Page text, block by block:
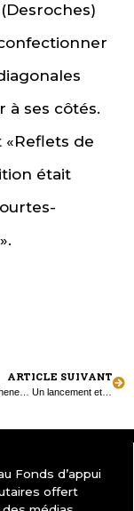
à ses côtés.
de
était
ARTICLE SUIVANT
À Penetanguishene… Un lancement et un spectacle pour Joëlle Roy
Fonds d’appui
offert